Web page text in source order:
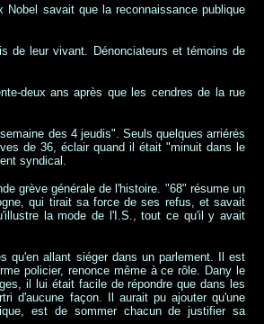
savait que la reconnaissance publique
de leur vivant. Dénonciateurs et témoins de
deux ans après que les cendres de la rue
des 4 jeudis". Seuls quelques arriérés
de 36, éclair quand il était "minuit dans le
syndical.
grève générale de l'histoire. "68" résume un
qui tirait sa force de ses refus, et savait
la mode de l'I.S., tout ce qu'il y avait
qu'en allant siéger dans un parlement. Il est
policier, renonce même à ce rôle. Dany le
il lui était facile de répondre que dans les
d'aucune façon. Il aurait pu ajouter qu'une
est de sommer chacun de justifier sa